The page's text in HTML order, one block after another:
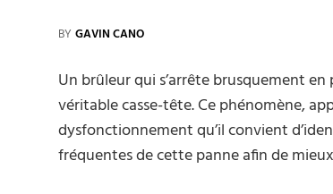
BY GAVIN CANO
Un brûleur qui s’arrête brusquement
véritable casse-tête. Ce phénomène,
dysfonctionnement qu’il convient
fréquentes de cette panne afin de